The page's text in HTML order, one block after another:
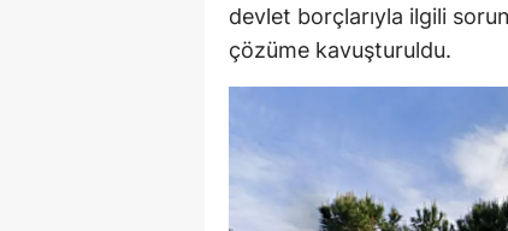
devlet borçlarıyla ilgili
çözüme kavuşturuldu.